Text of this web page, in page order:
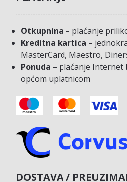
Otkupnina – plaćanje
Kreditna kartica –
MasterCard, Maestro,
Ponuda – plaćanje Internet
općom uplatnicom
DOSTAVA /